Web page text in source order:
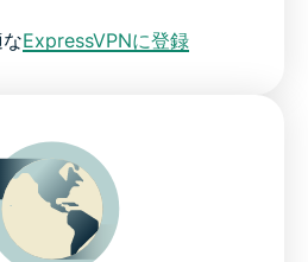
を使用できますか？
にお試しください
ExpressVPNに登録